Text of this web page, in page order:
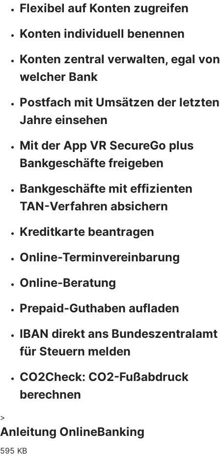
Flexibel auf Konten zugreifen
Konten individuell benennen
Konten zentral verwalten, egal von
welcher Bank
Postfach mit Umsätzen der letzten
Jahre einsehen
Mit der App VR SecureGo plus
Bankgeschäfte freigeben
Bankgeschäfte mit effizienten
TAN-Verfahren absichern
Kreditkarte beantragen
Online-Terminvereinbarung
Online-Beratung
Prepaid-Guthaben aufladen
IBAN direkt ans Bundeszentralamt
für Steuern melden
CO2Check: CO2-Fußabdruck
berechnen
>
Anleitung OnlineBanking
595 KB